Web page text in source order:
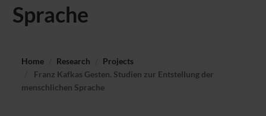
Sprache
Home Research
Projects
Franz Kafkas Gesten. Studien zur Entstellung der
menschlichen Sprache